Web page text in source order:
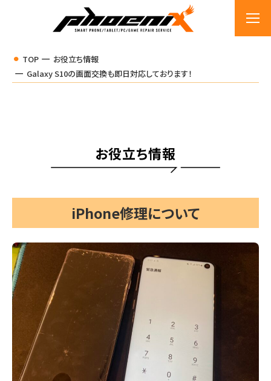
TOP
お役立ち情報
Galaxy S10の画面交換も即日対応しております！
お役立ち情報
iPhone修理について